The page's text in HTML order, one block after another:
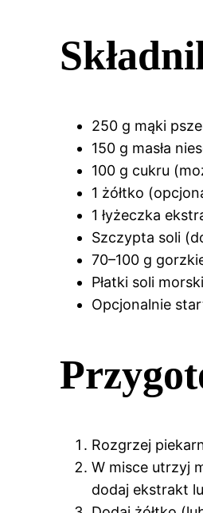
250 g mąki
150 g masła
100 g cukru
1 żółtko
1 łyżeczka
Szczypta soli
70–100 g
Płatki soli
Opcjonalnie
Rozgrzej
W misce utrzyj
dodaj ekstrakt